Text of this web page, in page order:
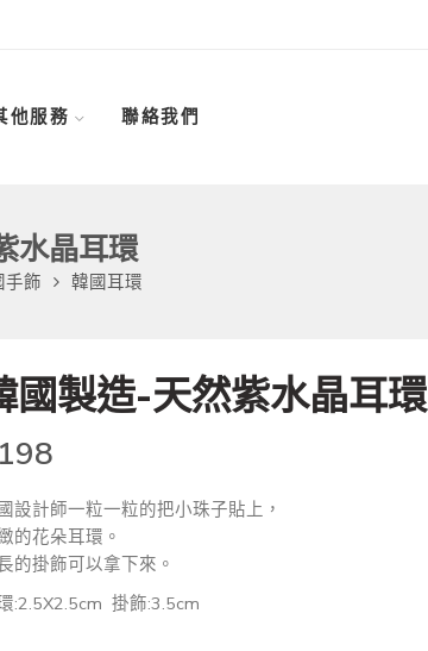
他服務 聯絡我們
水晶耳環
手飾 韓國耳環
國製造-天然紫水晶耳環
198
設計師一粒一粒的把小珠子貼上，
的花朵耳環。
的掛飾可以拿下來。
:2.5X2.5cm 掛飾:3.5cm